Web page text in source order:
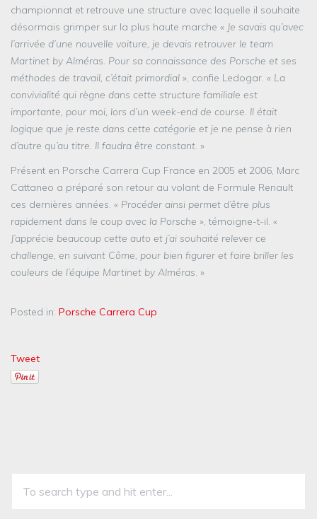
championnat et retrouve une structure avec laquelle il souhaite
désormais grimper sur la plus haute marche « Je savais qu’avec
l’arrivée d’une nouvelle voiture, je devais retrouver le team
Martinet by Alméras. Pour sa connaissance des Porsche et ses
méthodes de travail, c’était primordial », confie Ledogar. « La
convivialité qui règne dans cette structure familiale est
importante, pour moi, lors d’un week-end de course. Il était
logique que je reste dans cette catégorie et je ne pense à rien
d’autre qu’au titre. Il faudra être constant . »
Présent en Porsche Carrera Cup France en 2005 et 2006, Marc
Cattaneo a préparé son retour au volant de Formule Renault
ces dernières années. « Procéder ainsi permet d’être plus
rapidement dans le coup avec la Porsche », témoigne-t-il. «
J’apprécie beaucoup cette auto et j’ai souhaité relever ce
challenge, en suivant Côme, pour bien figurer et faire briller les
couleurs de l’équipe Martinet by Alméras. »
Posted in: Porsche Carrera Cup
Tweet